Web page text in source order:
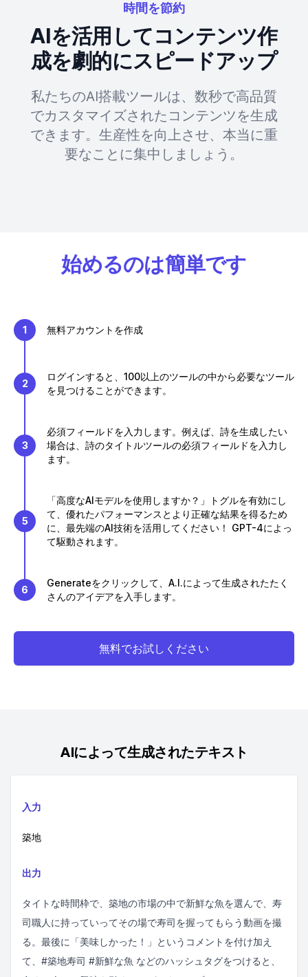
時間を節約
AIを活用してコンテンツ作
成を劇的にスピードアップ
私たちのAI搭載ツールは、数秒で高品質
でカスタマイズされたコンテンツを生成
できます。生産性を向上させ、本当に重
要なことに集中しましょう。
始めるのは簡単です
1 無料アカウントを作成
2
ログインすると、100以上のツールの中から必要なツール
を見つけることができます。
3
必須フィールドを入力します。例えば、詩を生成したい
場合は、詩のタイトルツールの必須フィールドを入力し
ます。
5
「高度なAIモデルを使用しますか？」トグルを有効にし
て、優れたパフォーマンスとより正確な結果を得るため
に、最先端のAI技術を活用してください！ GPT-4によっ
て駆動されます。
6
Generateをクリックして、A.I.によって生成されたたく
さんのアイデアを入手します。
無料でお試しください
AIによって生成されたテキスト
入力
築地
出力
タイトな時間枠で、築地の市場の中で新鮮な魚を選んで、寿
司職人に持っていってその場で寿司を握ってもらう動画を撮
る。最後に「美味しかった！」というコメントを付け加え
て、#築地寿司 #新鮮な魚 などのハッシュタグをつけると、